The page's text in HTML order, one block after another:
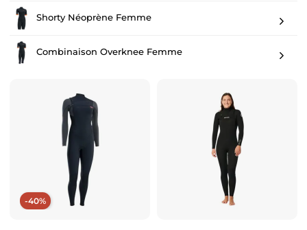
Shorty Néoprène Femme
Combinaison Overknee Femme
-40%